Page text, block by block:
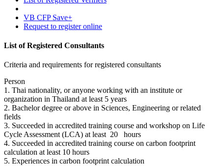
VB CFP Save+
Request to register online
List of Registered Consultants
Criteria and requirements for registered consultants
Person
1. Thai nationality, or anyone working with an institute or
organization in Thailand at least 5 years
2. Bachelor degree or above in Sciences, Engineering or related
fields
3. Succeeded in accredited training course and workshop on Life
Cycle Assessment (LCA) at least 20 hours
4. Succeeded in accredited training course on carbon footprint
calculation at least 10 hours
5. Experiences in carbon footprint calculation